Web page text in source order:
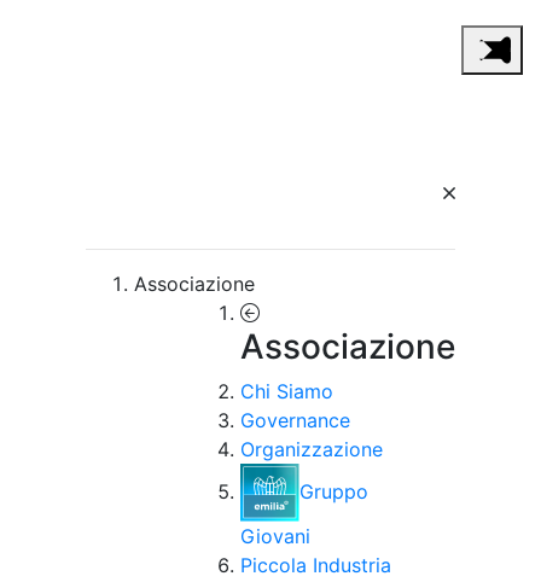
Associazione
Associazione
Chi Siamo
Governance
Organizzazione
Gruppo
Giovani
Piccola Industria